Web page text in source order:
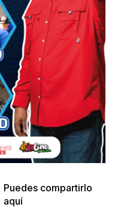
Puedes compartirlo
aquí